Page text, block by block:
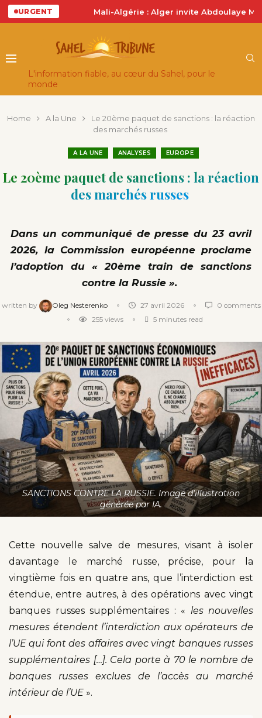
URGENTMali-Algérie : Alger invite Abdoulaye Maïga, la
L'information fiable, au cœur du Sahel, pour le
monde
Home A la Une
Le 20ème paquet de sanctions : la réaction
des marchés russes
A LA UNE ANALYSES EUROPE
Le 20ème paquet de sanctions : la réaction
des marchés russes
Dans un communiqué de presse du 23 avril
2026, la Commission européenne proclame
l’adoption du « 20ème train de sanctions
contre la Russie ».
written by Oleg Nesterenko 27 avril 2026
0 comments
255views 5 minutes read
SANCTIONS CONTRE LA RUSSIE. Image d'illustration
générée par IA.
Cette nouvelle salve de mesures, visant à isoler
davantage le marché russe, précise, pour la
vingtième fois en quatre ans, que l’interdiction est
étendue, entre autres, à des opérations avec vingt
banques russes supplémentaires : « les nouvelles
mesures étendent l’interdiction aux opérateurs de
l’UE qui font des affaires avec vingt banques russes
supplémentaires […]. Cela porte à 70 le nombre de
banques russes exclues de l’accès au marché
intérieur de l’UE ».